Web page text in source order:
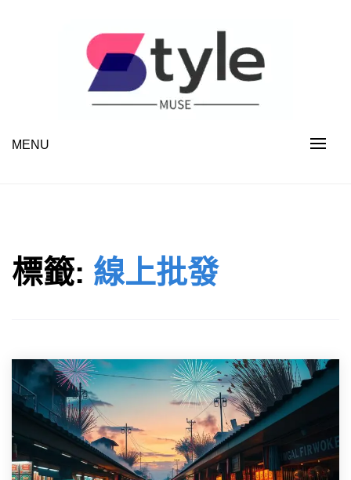
STYLE MUSE
MENU
標籤: 線上批發